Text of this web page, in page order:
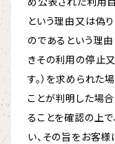
という理由又は偽
のであるという理
きその利用の停止
す。）を求められた
ことが判明した場
ることを確認の上
い、その旨をお客